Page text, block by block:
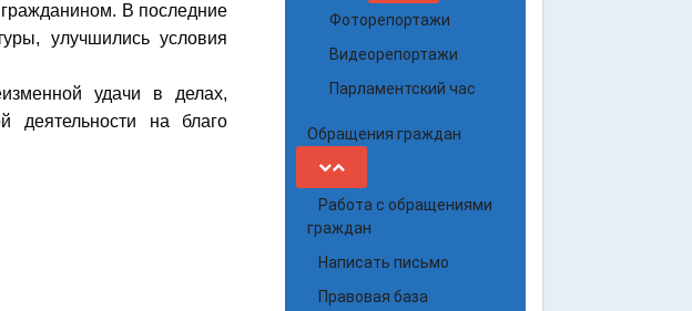
В последние
улучшились условия
удачи в делах,
деятельности на благо
Фоторепортажи
Видеорепортажи
Парламентский час
Обращения граждан
Работа с обращениями
граждан
Написать письмо
Правовая база